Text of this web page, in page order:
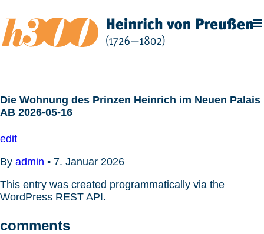
Inhalt
springen
Die Wohnung des Prinzen Heinrich im Neuen Palais
AB 2026-05-16
edit
By admin • 7. Januar 2026
This entry was created programmatically via the
WordPress REST API.
comments